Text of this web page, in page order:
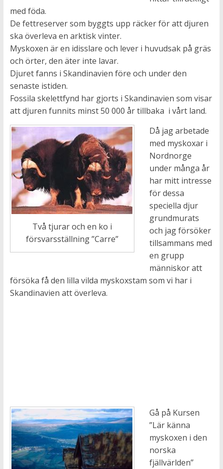
med föda.
De fettreserver som byggts upp räcker för att djuren
ska överleva en arktisk vinter.
Myskoxen är en idisslare och lever i huvudsak på gräs
och örter, den äter inte lavar.
Djuret fanns i Skandinavien före och under den
senaste istiden.
Fossila skelettfynd har gjorts i Skandinavien som visar
att djuren funnits minst 50 000 år tillbaka i vårt land.
Två tjurar och en ko i
försvarsställning ”Carre”
Då jag arbetade
med myskoxar i
Nordnorge
under många år
har mitt intresse
för dessa
speciella djur
grundmurats
och jag försöker
tillsammans med
en grupp
människor att
försöka få den lilla vilda myskoxstam som vi har i
Skandinavien att överleva.
Gå på Kursen
”Lär känna
myskoxen i den
norska
fjällvärlden”